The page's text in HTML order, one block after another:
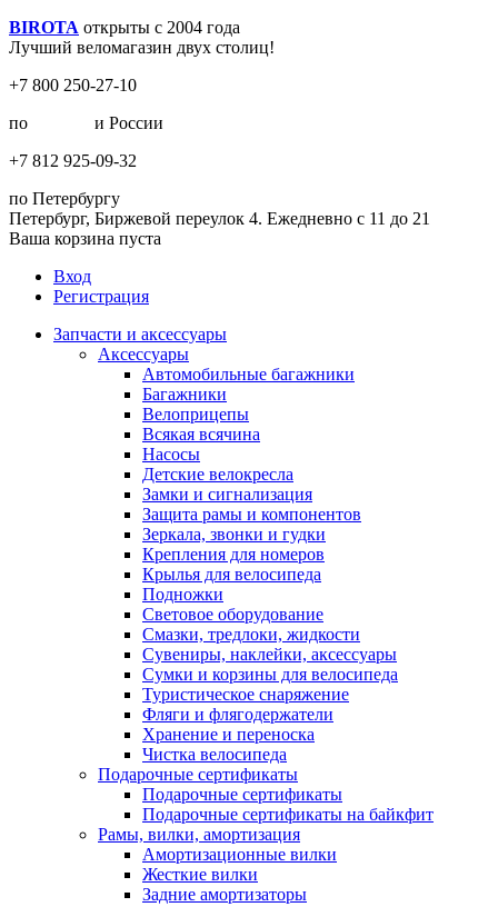
BIROTA открыты с 2004 года
Лучший веломагазин двух столиц!
+7 800 250-27-10
по
и России
+7 812 925-09-32
по Петербургу
Петербург, Биржевой переулок 4. Ежедневно с 11 до 21
Ваша корзина пуста
Вход
Регистрация
Запчасти и аксессуары
Аксессуары
Автомобильные багажники
Багажники
Велоприцепы
Всякая всячина
Насосы
Детские велокресла
Замки и сигнализация
Защита рамы и компонентов
Зеркала, звонки и гудки
Крепления для номеров
Крылья для велосипеда
Подножки
Световое оборудование
Смазки, тредлоки, жидкости
Сувениры, наклейки, аксессуары
Сумки и корзины для велосипеда
Туристическое снаряжение
Фляги и флягодержатели
Хранение и переноска
Чистка велосипеда
Подарочные сертификаты
Подарочные сертификаты
Подарочные сертификаты на байкфит
Рамы, вилки, амортизация
Амортизационные вилки
Жесткие вилки
Задние амортизаторы